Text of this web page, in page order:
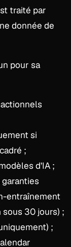
traité par
donnée de
pour sa
si
;
d’IA ;
entraînement
30 jours) ;
;